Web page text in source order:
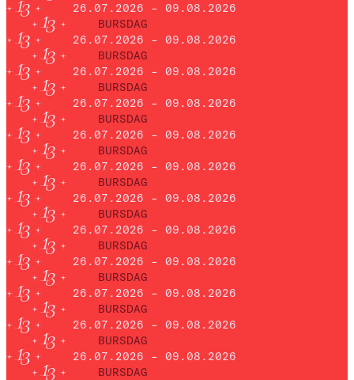
26.07.2026 – 09.08.2026
BURSDAG
26.07.2026 – 09.08.2026
BURSDAG
26.07.2026 – 09.08.2026
BURSDAG
26.07.2026 – 09.08.2026
BURSDAG
26.07.2026 – 09.08.2026
BURSDAG
26.07.2026 – 09.08.2026
BURSDAG
26.07.2026 – 09.08.2026
BURSDAG
26.07.2026 – 09.08.2026
BURSDAG
26.07.2026 – 09.08.2026
BURSDAG
26.07.2026 – 09.08.2026
BURSDAG
26.07.2026 – 09.08.2026
BURSDAG
26.07.2026 – 09.08.2026
BURSDAG